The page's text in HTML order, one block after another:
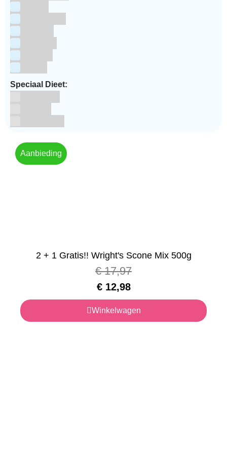
Speciaal Dieet:
Aanbieding
2 + 1 Gratis!! Wright's Scone Mix 500g
€17,97
€12,98
Winkelwagen